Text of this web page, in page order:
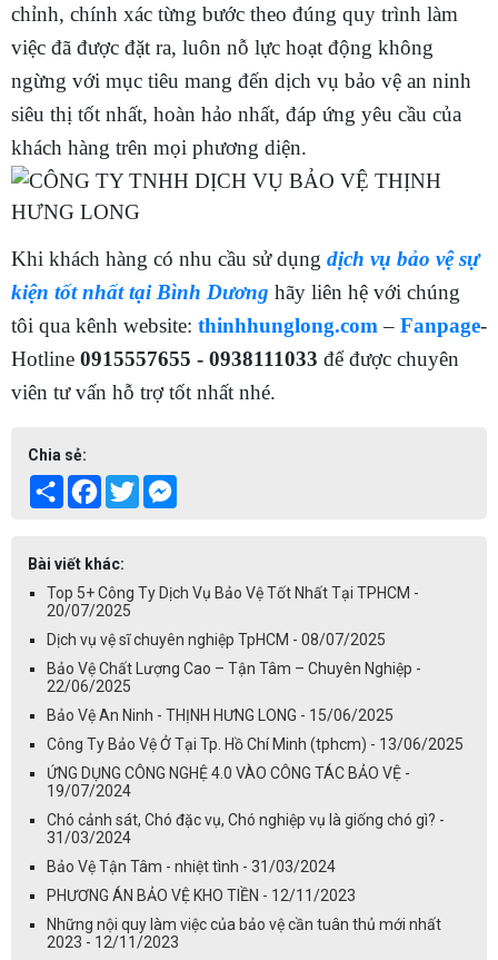
chỉnh, chính xác từng bước theo đúng quy trình làm
việc đã được đặt ra, luôn nỗ lực hoạt động không
ngừng với mục tiêu mang đến dịch vụ bảo vệ an ninh
siêu thị tốt nhất, hoàn hảo nhất, đáp ứng yêu cầu của
khách hàng trên mọi phương diện.
Khi khách hàng có nhu cầu sử dụng dịch vụ bảo vệ sự
kiện tốt nhất tại Bình Dương hãy liên hệ với chúng
tôi qua kênh website: thinhhunglong.com – Fanpage-
Hotline 0915557655 - 0938111033 để được chuyên
viên tư vấn hỗ trợ tốt nhất nhé.
Chia sẻ:
Share Facebook
Twitter
Bài viết khác:
Top 5+ Công Ty Dịch Vụ Bảo Vệ Tốt Nhất Tại TPHCM -
20/07/2025
Dịch vụ vệ sĩ chuyên nghiệp TpHCM - 08/07/2025
Bảo Vệ Chất Lượng Cao – Tận Tâm – Chuyên Nghiệp -
22/06/2025
Bảo Vệ An Ninh - THỊNH HƯNG LONG - 15/06/2025
Công Ty Bảo Vệ Ở Tại Tp. Hồ Chí Minh (tphcm) - 13/06/2025
ỨNG DỤNG CÔNG NGHỆ 4.0 VÀO CÔNG TÁC BẢO VỆ -
19/07/2024
Chó cảnh sát, Chó đặc vụ, Chó nghiệp vụ là giống chó gì? -
31/03/2024
Bảo Vệ Tận Tâm - nhiệt tình - 31/03/2024
PHƯƠNG ÁN BẢO VỆ KHO TIỀN - 12/11/2023
Những nội quy làm việc của bảo vệ cần tuân thủ mới nhất
2023 - 12/11/2023